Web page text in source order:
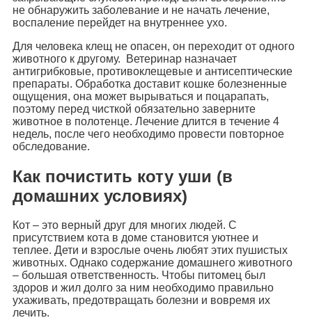
не обнаружить заболевание и не начать лечение,
воспаление перейдет на внутреннее ухо.
Для человека клещ не опасен, он переходит от одного
животного к другому. Ветеринар назначает
антигрибковые, противоклещевые и антисептические
препараты. Обработка доставит кошке болезненные
ощущения, она может вырываться и поцарапать,
поэтому перед чисткой обязательно заверните
животное в полотенце. Лечение длится в течение 4
недель, после чего необходимо провести повторное
обследование.
Как почистить коту уши (в
домашних условиях)
Кот – это верный друг для многих людей. С
присутствием кота в доме становится уютнее и
теплее. Дети и взрослые очень любят этих пушистых
животных. Однако содержание домашнего животного
– большая ответственность. Чтобы питомец был
здоров и жил долго за ним необходимо правильно
ухаживать, предотвращать болезни и вовремя их
лечить.